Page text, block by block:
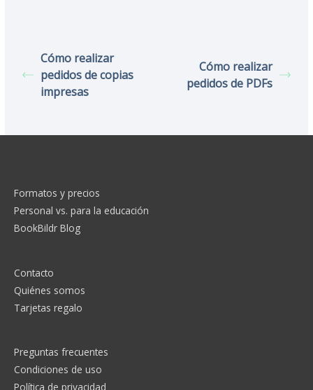
Cómo realizar
pedidos de copias
impresas
Cómo realizar
pedidos de PDFs
Formatos y precios
Personal vs. para la educación
BookBildr Blog
Contacto
Quiénes somos
Tarjetas regalo
Preguntas frecuentes
Condiciones de uso
Política de privacidad